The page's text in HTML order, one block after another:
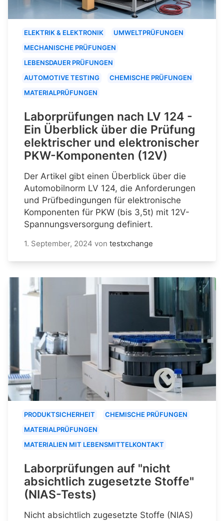
ELEKTRIK & ELEKTRONIK
UMWELTPRÜFUNGEN
MECHANISCHE PRÜFUNGEN
LEBENSDAUER PRÜFUNGEN
AUTOMOTIVE TESTING
CHEMISCHE PRÜFUNGEN
MATERIALPRÜFUNGEN
Laborprüfungen nach LV 124 -
Ein Überblick über die Prüfung
elektrischer und elektronischer
PKW-Komponenten (12V)
Der Artikel gibt einen Überblick über die
Automobilnorm LV 124, die Anforderungen
und Prüfbedingungen für elektronische
Komponenten für PKW (bis 3,5t) mit 12V-
Spannungsversorgung definiert.
1. September, 2024 von testxchange
PRODUKTSICHERHEIT
CHEMISCHE PRÜFUNGEN
MATERIALPRÜFUNGEN
MATERIALIEN MIT LEBENSMITTELKONTAKT
Laborprüfungen auf "nicht
absichtlich zugesetzte Stoffe"
(NIAS-Tests)
Nicht absichtlich zugesetzte Stoffe (NIAS)